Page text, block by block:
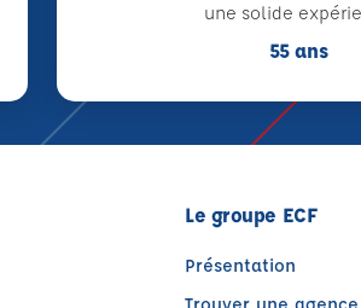
une solide
55 ans
Le groupe ECF
Présentation